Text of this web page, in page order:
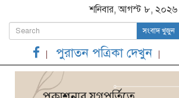
শনিবার, আগস্ট ৮, ২০২৬
সংবাদ খুজুন
পুরাতন পত্রিকা দেখুন